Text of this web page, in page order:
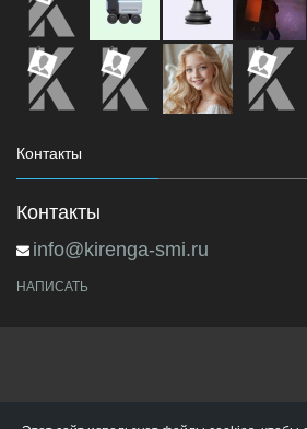
Контакты
Контакты
info@kirenga-smi.ru
НАПИСАТЬ